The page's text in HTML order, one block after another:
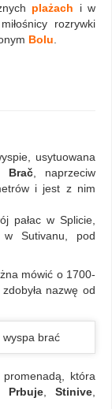
plażach i w
rozrywki
Bolu
usytuowana
Brač , naprzeciw
i jest z nim
pałac w Splicie,
Sutivanu, pod
mówić o 1700-
nazwę od
która
Prbuje, Stinive